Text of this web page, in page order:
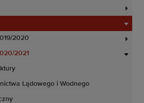
2020
2021
Lądowego i Wodnego